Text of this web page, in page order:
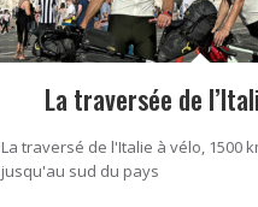
La traversée de
La traversé de l'Italie à vélo, 1500
jusqu'au sud du pays